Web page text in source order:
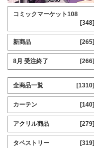
コミックマーケット108
[348]
新商品 [265]
8月 受注終了 [266]
全商品一覧 [1310]
カーテン [140]
アクリル商品 [279]
タペストリー [319]